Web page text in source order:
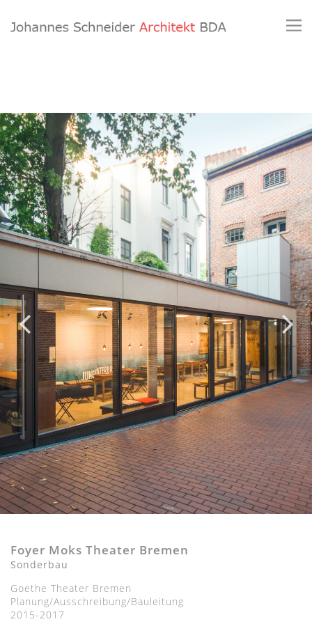
Foyer Moks Theater Bremen
Sonderbau
Goethe Theater Bremen
Planung/Ausschreibung/Bauleitung
2015-2017